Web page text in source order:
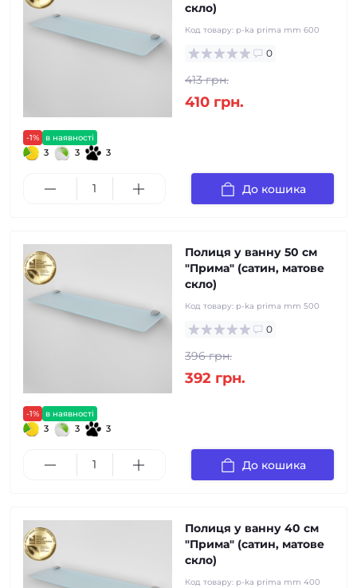
-1% в наявності
3 3 3
скло)
Код товару: p-ka prima mm 600
0
413 грн.
410 грн.
До кошика
-1% в наявності
3 3 3
Полиця у ванну 50 см
"Прима" (сатин, матове
скло)
Код товару: p-ka prima mm 500
0
396 грн.
392 грн.
До кошика
Полиця у ванну 40 см
"Прима" (сатин, матове
скло)
Код товару: p-ka prima mm 400